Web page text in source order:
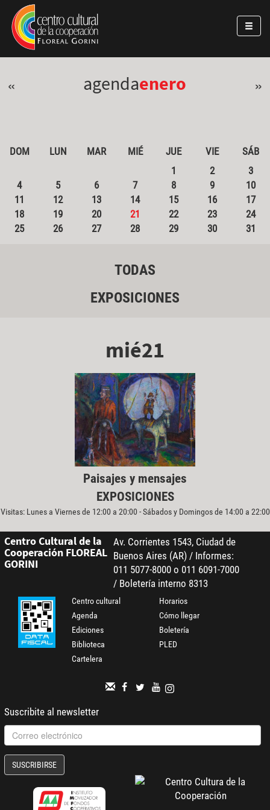
Pasar al contenido principal
Jump to main content
« agendaenero »
DOM LUN MAR MIÉ JUE VIE
SÁB
1
2
3
4
5 6 7 8 9
10
11
12 13 14 15 16
17
18
19 20 21 22 23
24
25
26 27 28 29 30 31
TODAS
EXPOSICIONES
mié21
Paisajes y mensajes
EXPOSICIONES
Visitas: Lunes a Viernes de 12:00 a 20:00 - Sábados y Domingos de 14:00 a 22:00
Centro Cultural de la
Cooperación FLOREAL
GORINI
Av. Corrientes 1543, Ciudad de
Buenos Aires (AR) / Informes:
011 5077-8000 o 011 6091-7000
/ Boletería interno 8313
Centro cultural
Agenda
Ediciones
Biblioteca
Cartelera
Horarios
Cómo llegar
Boletería
PLED
Suscribite al newsletter
SUSCRIBIRSE